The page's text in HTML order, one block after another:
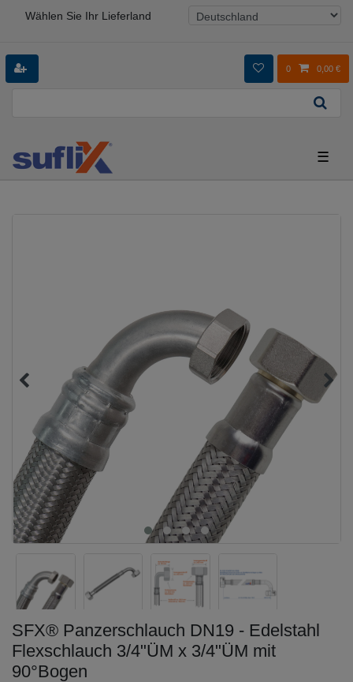
Wählen Sie Ihr Lieferland
0 0,00 €
☰
SFX® Panzerschlauch DN19 - Edelstahl
Flexschlauch 3/4"ÜM x 3/4"ÜM mit
90°Bogen